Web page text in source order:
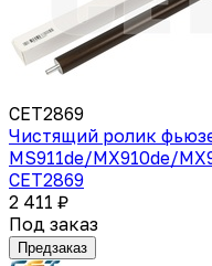
CET2869
Чистящий ролик
MS911de/MX910de/
CET2869
2 411 ₽
Под заказ
Предзаказ